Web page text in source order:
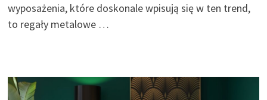
wyposażenia, które doskonale wpisują się w ten trend,
to regały metalowe …